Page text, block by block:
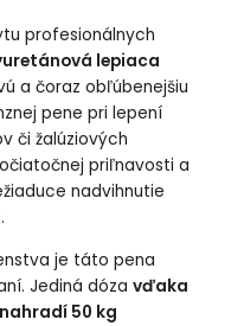
profesionálnych
lepiaca
a čoraz obľúbenejšiu
pene pri lepení
či žalúziových
priľnavosti a
nadvihnutie
je táto pena
Jediná dózavďaka
50 kg